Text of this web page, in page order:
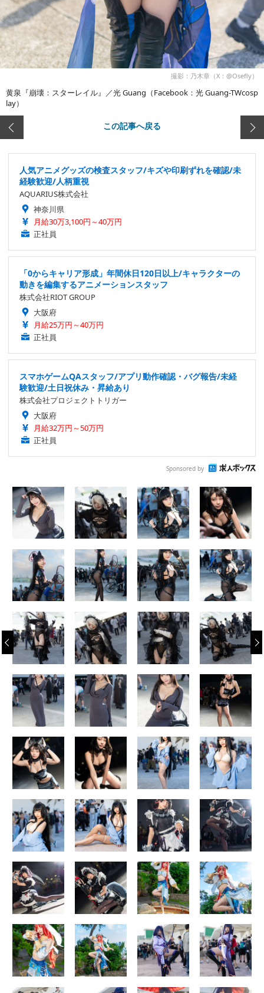
撮影：乃木章（X：@Osefly）
黄泉『崩壊：スターレイル』／光 Guang（Facebook：光 Guang-TWcosp
lay）
この記事へ戻る
人気アニメグッズの検査スタッフ/キズや印刷ずれを確認/未
経験歓迎/人柄重視
AQUARIUS株式会社
神奈川県
月給30万3,100円～40万円
正社員
「0からキャリア形成」年間休日120日以上/キャラクターの
動きを編集するアニメーションスタッフ
株式会社RIOT GROUP
大阪府
月給25万円～40万円
正社員
スマホゲームQAスタッフ/アプリ動作確認・バグ報告/未経
験歓迎/土日祝休み・昇給あり
株式会社プロジェクトトリガー
大阪府
月給32万円～50万円
正社員
Sponsored by
‹